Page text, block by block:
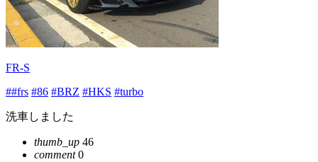
FR-S
##frs #86 #BRZ #HKS #turbo
洗車しました
thumb_up 46
comment0